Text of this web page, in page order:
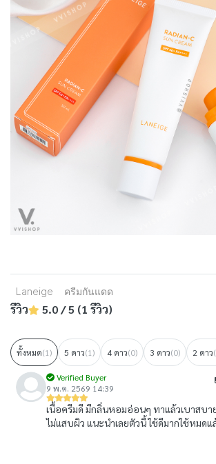
Laneige ครีมกันแดด
รีวิว 5.0 / 5 (1 รีวิว)
ทั้งหมด(1) 5 ดาว(1) 4 ดาว(0) 3 ดาว(0) 2 ดาว
Verified Buyer
9 พ.ค. 2569 14:39
เนื้อครีมดี มีกลิ่นหอมอ่อนๆ ทาแล้วเบาสบา
ไม่แสบผิว แนะนำเลยตัวนี้ ใช้ดีมากใช้หมด